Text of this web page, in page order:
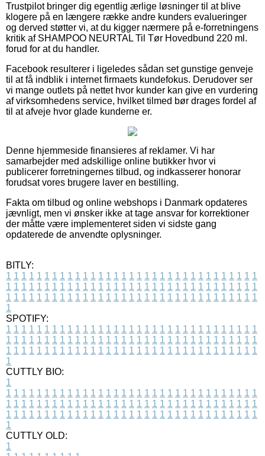
Trustpilot bringer dig egentlig ærlige løsninger til at blive
klogere på en længere række andre kunders evalueringer
og derved støtter vi, at du kigger nærmere på e-forretningens
kritik af SHAMPOO NEURTAL Til Tør Hovedbund 220 ml.
forud for at du handler.
Facebook resulterer i ligeledes sådan set gunstige genveje
til at få indblik i internet firmaets kundefokus. Derudover ser
vi mange outlets på nettet hvor kunder kan give en vurdering
af virksomhedens service, hvilket tilmed bør drages fordel af
til at afveje hvor glade kunderne er.
Denne hjemmeside finansieres af reklamer. Vi har
samarbejder med adskillige online butikker hvor vi
publicerer forretningernes tilbud, og indkasserer honorar
forudsat vores brugere laver en bestilling.
Fakta om tilbud og online webshops i Danmark opdateres
jævnligt, men vi ønsker ikke at tage ansvar for korrektioner
der måtte være implementeret siden vi sidste gang
opdaterede de anvendte oplysninger.
BITLY:
1 1 1 1 1 1 1 1 1 1 1 1 1 1 1 1 1 1 1 1 1 1 1 1 1 1 1 1 1 1 1 1 1
1 1 1 1 1 1 1 1 1 1 1 1 1 1 1 1 1 1 1 1 1 1 1 1 1 1 1 1 1 1 1 1 1
1 1 1 1 1 1 1 1 1 1 1 1 1 1 1 1 1 1 1 1 1 1 1 1 1 1 1 1 1 1 1 1 1
1
SPOTIFY:
1 1 1 1 1 1 1 1 1 1 1 1 1 1 1 1 1 1 1 1 1 1 1 1 1 1 1 1 1 1 1 1 1
1 1 1 1 1 1 1 1 1 1 1 1 1 1 1 1 1 1 1 1 1 1 1 1 1 1 1 1 1 1 1 1 1
1 1 1 1 1 1 1 1 1 1 1 1 1 1 1 1 1 1 1 1 1 1 1 1 1 1 1 1 1 1 1 1 1
1
CUTTLY BIO:
1
1 1 1 1 1 1 1 1 1 1 1 1 1 1 1 1 1 1 1 1 1 1 1 1 1 1 1 1 1 1 1 1 1
1 1 1 1 1 1 1 1 1 1 1 1 1 1 1 1 1 1 1 1 1 1 1 1 1 1 1 1 1 1 1 1 1
1 1 1 1 1 1 1 1 1 1 1 1 1 1 1 1 1 1 1 1 1 1 1 1 1 1 1 1 1 1 1 1 1
1
CUTTLY OLD:
1